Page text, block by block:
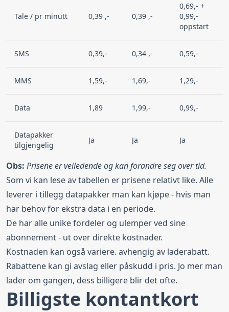
Tale / pr minutt 0,39 ,- 0,39 ,-
0,69,- +
0,99,-
oppstart
SMS 0,39,- 0,34 ,- 0,59,-
MMS 1,59,- 1,69,- 1,29,-
Data 1,89 1,99,- 0,99,-
Datapakker
tilgjengelig
Ja Ja Ja
Obs: Prisene er veiledende og kan forandre seg over tid.
Som vi kan lese av tabellen er prisene relativt like. Alle
leverer i tillegg datapakker man kan kjøpe - hvis man
har behov for ekstra data i en periode.
De har alle unike fordeler og ulemper ved sine
abonnement - ut over direkte kostnader.
Kostnaden kan også variere. avhengig av laderabatt.
Rabattene kan gi avslag eller påskudd i pris. Jo mer man
lader om gangen, dess billigere blir det ofte.
Billigste kontantkort